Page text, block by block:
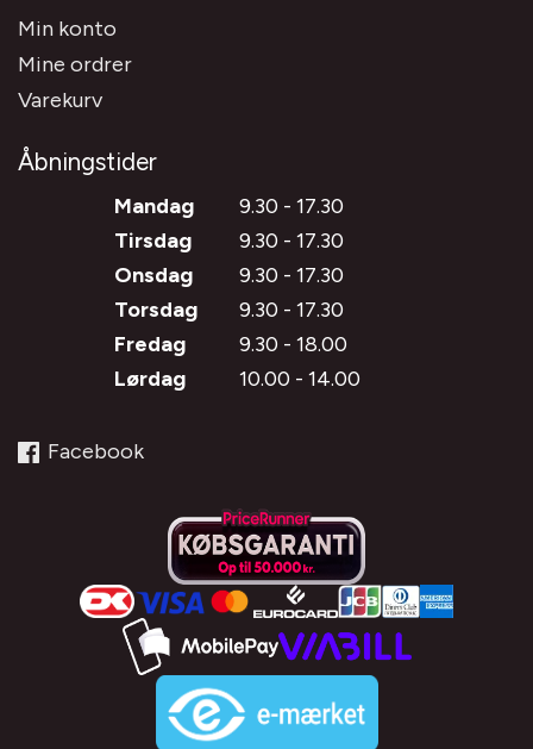
Min konto
Mine ordrer
Varekurv
Åbningstider
Mandag
9.30 - 17.30
Tirsdag
9.30 - 17.30
Onsdag
9.30 - 17.30
Torsdag
9.30 - 17.30
Fredag
9.30 - 18.00
Lørdag
10.00 - 14.00
Facebook